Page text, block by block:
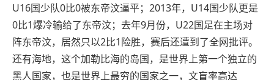
U16国少队0比0被东帝汶逼平；2013年，U14国少队更是
0比1爆冷输给了东帝汶；去年9月份，U22国足在主场对
阵东帝汶，居然只以2比1险胜，赛后还遭到了全网批评。
还有海地，这个加勒比海的岛国，是世界上第一个独立的
黑人国家，也是世界上最穷的国家之一，文盲率高达